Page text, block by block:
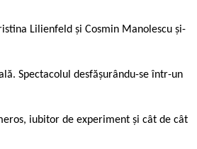
Lilienfeld și Cosmin Manolescu și-
Spectacolul desfășurându-se într-un
iubitor de experiment și cât de cât